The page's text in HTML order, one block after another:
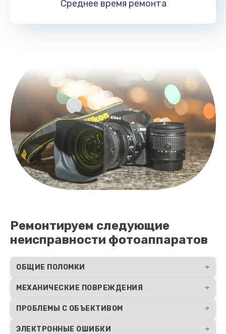
Среднее время ремонта
Ремонтируем следующие
неисправности фотоаппаратов
ОБЩИЕ ПОЛОМКИ
МЕХАНИЧЕСКИЕ ПОВРЕЖДЕНИЯ
ПРОБЛЕМЫ С ОБЪЕКТИВОМ
ЭЛЕКТРОННЫЕ ОШИБКИ